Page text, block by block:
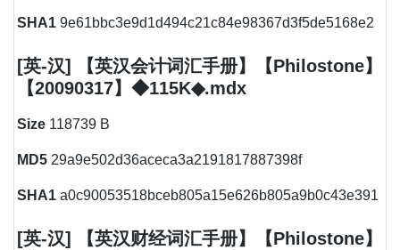
SHA1 9e61bbc3e9d1d494c21c84e98367d3f5de5168e2
[英-汉] 【英汉会计词汇手册】【Philostone】
【20090317】◆115K◆.mdx
Size 118739 B
MD5 29a9e502d36aceca3a2191817887398f
SHA1 a0c90053518bceb805a15e626b805a9b0c43e391
[英-汉] 【英汉财经词汇手册】【Philostone】